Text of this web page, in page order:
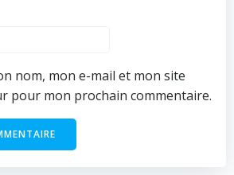
nom, mon e-mail et mon site
pour mon prochain commentaire.